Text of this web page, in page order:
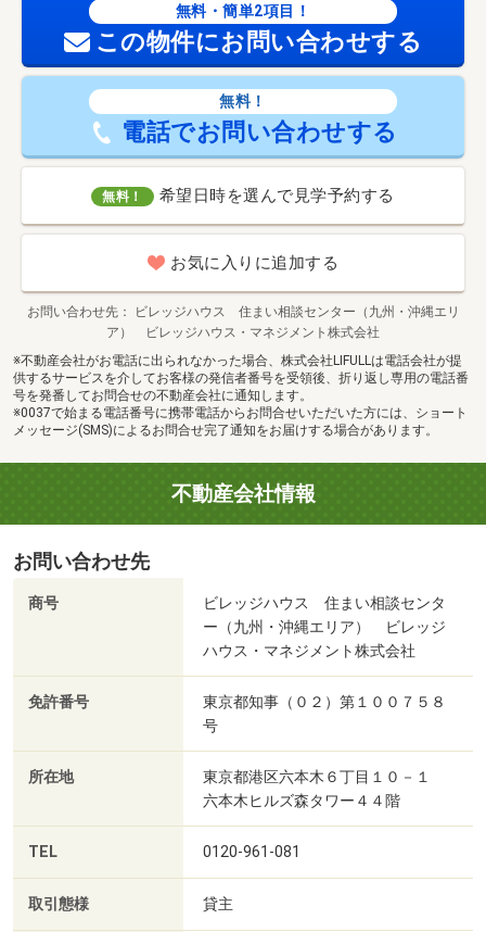
無料・簡単2項目！
この物件にお問い合わせする
無料！
電話でお問い合わせする
無料！ 希望日時を選んで見学予約する
お気に入りに追加する
お問い合わせ先
ビレッジハウス 住まい相談センター（九州・沖縄エリ
ア） ビレッジハウス・マネジメント株式会社
※不動産会社がお電話に出られなかった場合、株式会社LIFULLは電話会社が提
供するサービスを介してお客様の発信者番号を受領後、折り返し専用の電話番
号を発番してお問合せの不動産会社に通知します。
※0037で始まる電話番号に携帯電話からお問合せいただいた方には、ショート
メッセージ(SMS)によるお問合せ完了通知をお届けする場合があります。
不動産会社情報
お問い合わせ先
商号
ビレッジハウス 住まい相談センタ
ー（九州・沖縄エリア） ビレッジ
ハウス・マネジメント株式会社
免許番号
東京都知事（０２）第１００７５８
号
所在地
東京都港区六本木６丁目１０－１
六本木ヒルズ森タワー４４階
TEL 0120-961-081
取引態様 貸主